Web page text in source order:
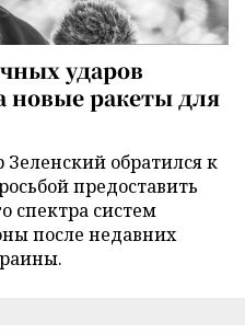
ударов
новые ракеты для
обратился к
предоставить
спектра систем
после недавних